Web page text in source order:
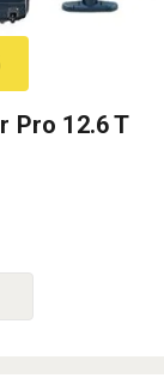
Pro 12.6 T